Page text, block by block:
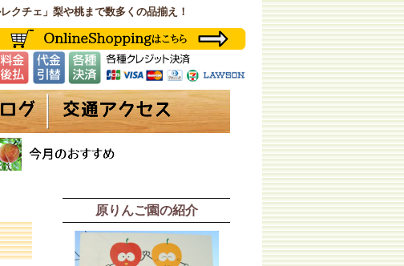
クチェ」梨や桃まで数多くの品揃え！
原りんご園の紹介